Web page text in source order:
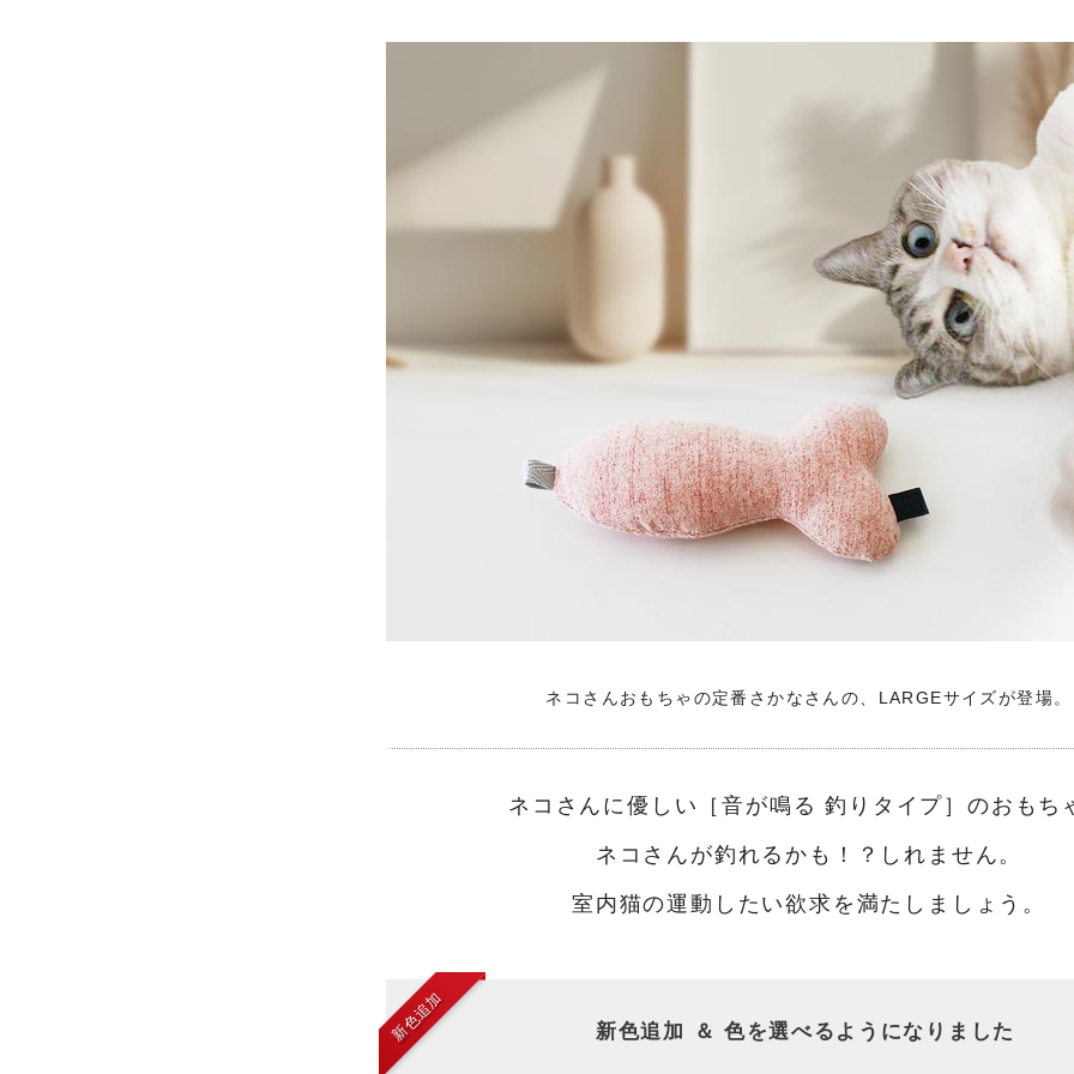
ネコさんおもちゃの定番さかなさんの、LARGEサイズが登場。
ネコさんに優しい［音が鳴る 釣りタイプ］のおもち
ネコさんが釣れるかも！？しれません。
室内猫の運動したい欲求を満たしましょう。
新色追加 新色追加 ＆ 色を選べるようになりました